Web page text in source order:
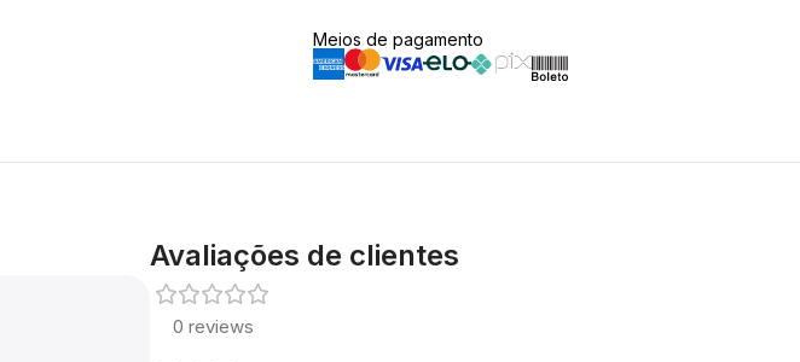
Meios de pagamento
Avaliações de clientes
0 reviews